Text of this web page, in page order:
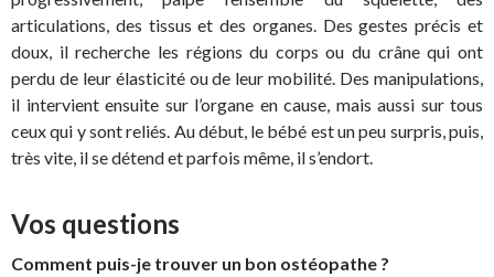
articulations, des tissus et des organes. Des gestes précis et
doux, il recherche les régions du corps ou du crâne qui ont
perdu de leur élasticité ou de leur mobilité. Des manipulations,
il intervient ensuite sur l’organe en cause, mais aussi sur tous
ceux qui y sont reliés. Au début, le bébé est un peu surpris, puis,
très vite, il se détend et parfois même, il s’endort.
Vos questions
Comment puis-je trouver un bon ostéopathe ?